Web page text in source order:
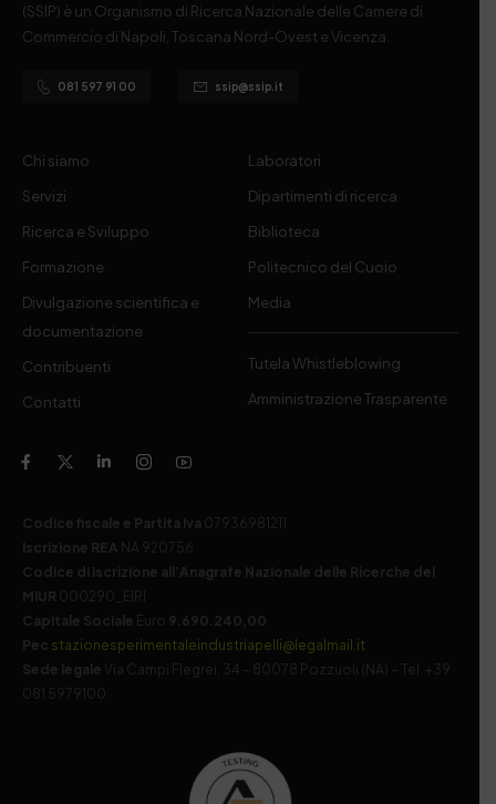
(SSIP) è un Organismo di Ricerca Nazionale delle Camere di
Commercio di Napoli, Toscana Nord-Ovest e Vicenza.
081 597 91 00 ssip@ssip.it
Chi siamo
Servizi
Ricerca e Sviluppo
Formazione
Divulgazione scientifica e
documentazione
Contribuenti
Contatti
Laboratori
Dipartimenti di ricerca
Biblioteca
Politecnico del Cuoio
Media
Tutela Whistleblowing
Amministrazione Trasparente
Codice fiscale e Partita Iva 07936981211
Iscrizione REA NA 920756
Codice di iscrizione all’Anagrafe Nazionale delle Ricerche del
MIUR 000290_EIRI
Capitale Sociale Euro 9.690.240,00
Pec stazionesperimentaleindustriapelli@legalmail.it
Sede legale
Via Campi Flegrei, 34 – 80078 Pozzuoli (NA) – Tel. +39
081 5979100